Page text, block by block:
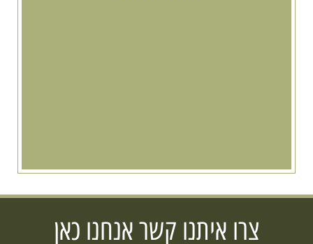
צרו איתנו קשר אנחנו כאן